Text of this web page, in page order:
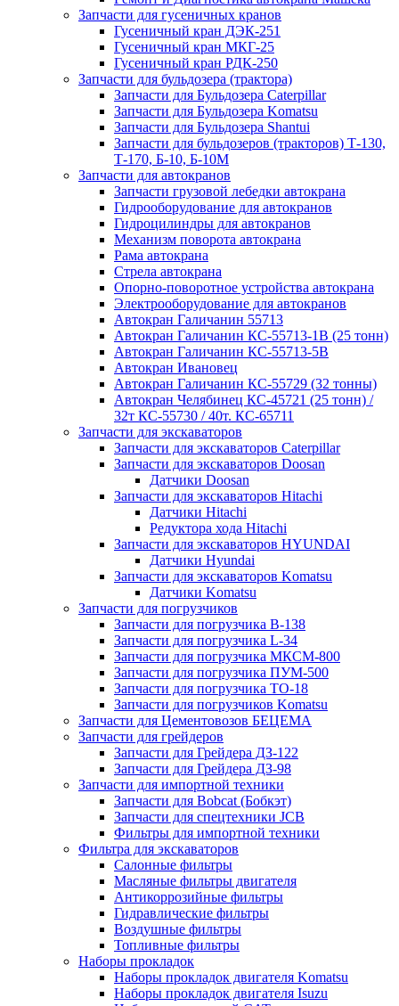
Запчасти для гусеничных кранов
Гусеничный кран ДЭК-251
Гусеничный кран МКГ-25
Гусеничный кран РДК-250
Запчасти для бульдозера (трактора)
Запчасти для Бульдозера Caterpillar
Запчасти для Бульдозера Komatsu
Запчасти для Бульдозера Shantui
Запчасти для бульдозеров (тракторов) Т-130,
Т-170, Б-10, Б-10М
Запчасти для автокранов
Запчасти грузовой лебедки автокрана
Гидрооборудование для автокранов
Гидроцилиндры для автокранов
Механизм поворота автокрана
Рама автокрана
Стрела автокрана
Опорно-поворотное устройства автокрана
Электрооборудование для автокранов
Автокран Галичанин 55713
Автокран Галичанин КС-55713-1В (25 тонн)
Автокран Галичанин КС-55713-5В
Автокран Ивановец
Автокран Галичанин КС-55729 (32 тонны)
Автокран Челябинец КС-45721 (25 тонн) /
32т КС-55730 / 40т. КС-65711
Запчасти для экскаваторов
Запчасти для экскаваторов Caterpillar
Запчасти для экскаваторов Doosan
Датчики Doosan
Запчасти для экскаваторов Hitachi
Датчики Hitachi
Редуктора хода Hitachi
Запчасти для экскаваторов HYUNDAI
Датчики Hyundai
Запчасти для экскаваторов Komatsu
Датчики Komatsu
Запчасти для погрузчиков
Запчасти для погрузчика B-138
Запчасти для погрузчика L-34
Запчасти для погрузчика МКСМ-800
Запчасти для погрузчика ПУМ-500
Запчасти для погрузчика ТО-18
Запчасти для погрузчиков Komatsu
Запчасти для Цементовозов БЕЦЕМА
Запчасти для грейдеров
Запчасти для Грейдера ДЗ-122
Запчасти для Грейдера ДЗ-98
Запчасти для импортной техники
Запчасти для Bobcat (Бобкэт)
Запчасти для спецтехники JCB
Фильтры для импортной техники
Фильтра для экскаваторов
Салонные фильтры
Масляные фильтры двигателя
Антикоррозийные фильтры
Гидравлические фильтры
Воздушные фильтры
Топливные фильтры
Наборы прокладок
Наборы прокладок двигателя Komatsu
Наборы прокладок двигателя Isuzu